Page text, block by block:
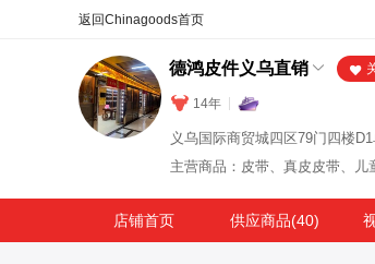
德鸿皮件义乌直销
14年
主营商品：皮带、真皮皮带、儿
店铺首页 供应商品(40)